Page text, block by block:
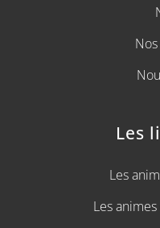
Les
Les
Les